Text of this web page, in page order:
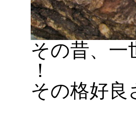
その昔、
！
その格好良